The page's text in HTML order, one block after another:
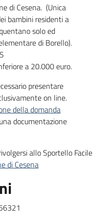
di Cesena. (Unica
bambini residenti a
solo ed
di Borello).
a 20.000 euro.
presentare
on line.
della domanda
documentazione
allo Sportello Facile
di Cesena